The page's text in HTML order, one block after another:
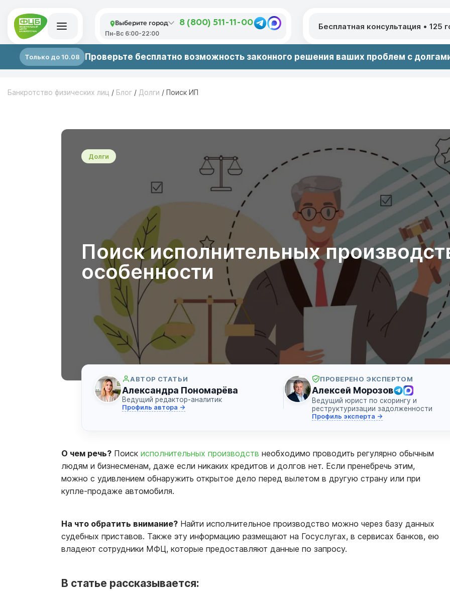
Выберите город 8 (800) 511-11-00
Пн-Вс 6:00-22:00
Бесплатная консультация • 125
Только до 10.08 Проверьте бесплатно возможность законного решения ваших проблем с
Банкротство физических лиц / Блог / Долги / Поиск ИП
Долги
Поиск исполнительных
особенности
АВТОР СТАТЬИ
Александра Пономарёва
Ведущий редактор-аналитик
Профиль автора →
ПРОВЕРЕНО ЭКСПЕРТОМ
Алексей Морозов
Ведущий юрист по скорингу и
реструктуризации задолженности
Профиль эксперта →
О чем речь? Поиск исполнительных производств необходимо проводить регулярно обычным
людям и бизнесменам, даже если никаких кредитов и долгов нет. Если пренебречь этим,
можно с удивлением обнаружить открытое дело перед вылетом в другую страну или при
купле-продаже автомобиля.
На что обратить внимание? Найти исполнительное производство можно через базу данных
судебных приставов. Также эту информацию размещают на Госуслугах, в сервисах банков, ею
владеют сотрудники МФЦ, которые предоставляют данные по запросу.
В статье рассказывается: